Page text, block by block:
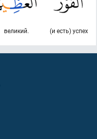
(и есть) успех
великий.